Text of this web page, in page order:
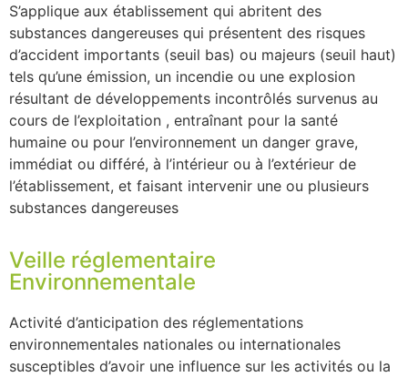
S’applique aux établissement qui abritent des
substances dangereuses qui présentent des risques
d’accident importants (seuil bas) ou majeurs (seuil haut)
tels qu’une émission, un incendie ou une explosion
résultant de développements incontrôlés survenus au
cours de l’exploitation , entraînant pour la santé
humaine ou pour l’environnement un danger grave,
immédiat ou différé, à l’intérieur ou à l’extérieur de
l’établissement, et faisant intervenir une ou plusieurs
substances dangereuses
Veille réglementaire
Environnementale
Activité d’anticipation des réglementations
environnementales nationales ou internationales
susceptibles d’avoir une influence sur les activités ou la